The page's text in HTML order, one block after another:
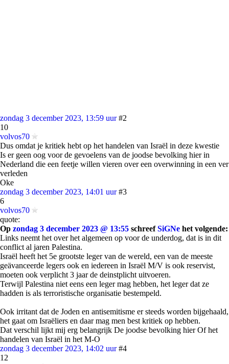
zondag 3 december 2023, 13:59 uur #2
10
volvos70
Dus omdat je kritiek hebt op het handelen van Israël in deze kwestie
Is er geen oog voor de gevoelens van de joodse bevolking hier in
Nederland die een feetje willen vieren over een overwinning in een ver
verleden
Oke
zondag 3 december 2023, 14:01 uur #3
6
volvos70
quote:
Op zondag 3 december 2023 @ 13:55 schreefSiGNe het volgende:
Links neemt het over het algemeen op voor de underdog, dat is in dit
conflict al jaren Palestina.
Israël heeft het 5e grootste leger van de wereld, een van de meeste
geävanceerde legers ook en iedereen in Israël M/V is ook reservist,
moeten ook verplicht 3 jaar de deinstplicht uitvoeren.
Terwijl Palestina niet eens een leger mag hebben, het leger dat ze
hadden is als terroristische organisatie bestempeld.
Ook irritant dat de Joden en antisemitisme er steeds worden bijgehaald,
het gaat om Israëliers en daar mag men best kritiek op hebben.
Dat verschil lijkt mij erg belangrijk De joodse bevolking hier Of het
handelen van Israël in het M-O
zondag 3 december 2023, 14:02 uur #4
12